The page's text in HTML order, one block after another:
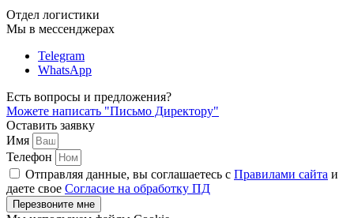
Отдел логистики
Мы в мессенджерах
Telegram
WhatsApp
Есть вопросы и предложения?
Можете написать "Письмо Директору"
Оставить заявку
Имя
Телефон
Отправляя данные, вы соглашаетесь с Правилами сайта и
даете свое Согласие на обработку ПД
Перезвоните мне